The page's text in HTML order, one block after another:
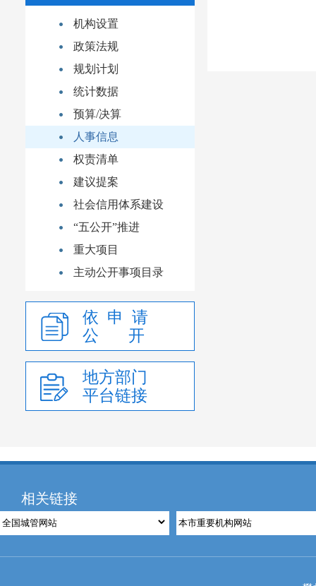
机构设置
政策法规
规划计划
统计数据
预算/决算
人事信息
权责清单
建议提案
社会信用体系建设
“五公开”推进
重大项目
主动公开事项目录
依 申 请
公 开
地方部门
平台链接
相关链接